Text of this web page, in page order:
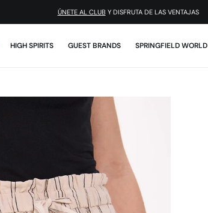
HIGH SPIRITS GUEST BRANDS SPRINGFIELD WORLD